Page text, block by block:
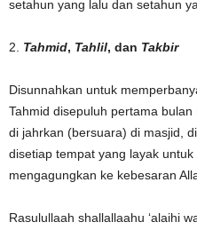
setahun yang lalu dan setahun
2. Tahmid, Tahlil, dan Takbir
Disunnahkan untuk
Tahmid disepuluh pertama
di jahrkan (bersuara) di masjid,
disetiap tempat yang layak
mengagungkan ke kebesaran
Rasulullaah shallallaahu ‘alaihi